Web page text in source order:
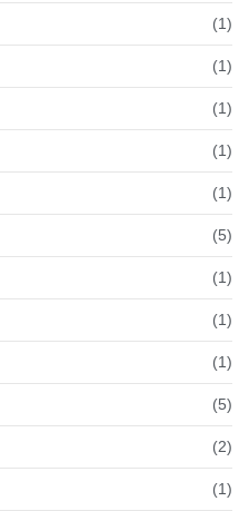
(1)
(1)
(1)
(1)
(1)
(5)
(1)
(1)
(1)
(5)
(2)
(1)